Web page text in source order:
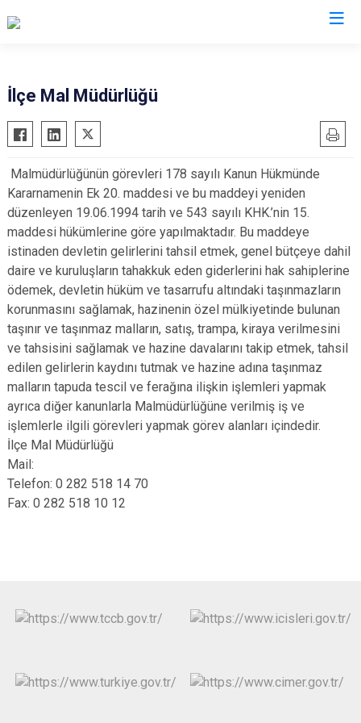
Çerkezköy
Çorlu
Hayrabolu
Malkara
Marmaraereğlisi
Muratlı
Süleymanpaşa
Ergene
Kapaklı
İlçe Mal Müdürlüğü
Malmüdürlüğünün görevleri 178 sayılı Kanun Hükmünde
Kararnamenin Ek 20. maddesi ve bu maddeyi yeniden
düzenleyen 19.06.1994 tarih ve 543 sayılı KHK.’nin 15.
maddesi hükümlerine göre yapılmaktadır. Bu maddeye
istinaden devletin gelirlerini tahsil etmek, genel bütçeye dahil
daire ve kuruluşların tahakkuk eden giderlerini hak sahiplerine
ödemek, devletin hüküm ve tasarrufu altındaki taşınmazların
korunmasını sağlamak, hazinenin özel mülkiyetinde bulunan
taşınır ve taşınmaz malların, satış, trampa, kiraya verilmesini
ve tahsisini sağlamak ve hazine davalarını takip etmek, tahsil
edilen gelirlerin kaydını tutmak ve hazine adına taşınmaz
malların tapuda tescil ve ferağına ilişkin işlemleri yapmak
ayrıca diğer kanunlarla Malmüdürlüğüne verilmiş iş ve
işlemlerle ilgili görevleri yapmak görev alanları içindedir.
İlçe Mal Müdürlüğü
Mail:
Telefon: 0 282 518 14 70
Fax: 0 282 518 10 12